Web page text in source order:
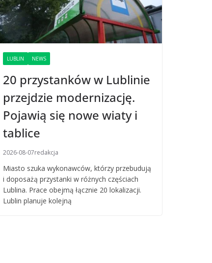
LUBLIN NEWS
20 przystanków w Lublinie
przejdzie modernizację.
Pojawią się nowe wiaty i
tablice
2026-08-07redakcja
Miasto szuka wykonawców, którzy przebudują
i doposażą przystanki w różnych częściach
Lublina. Prace obejmą łącznie 20 lokalizacji.
Lublin planuje kolejną